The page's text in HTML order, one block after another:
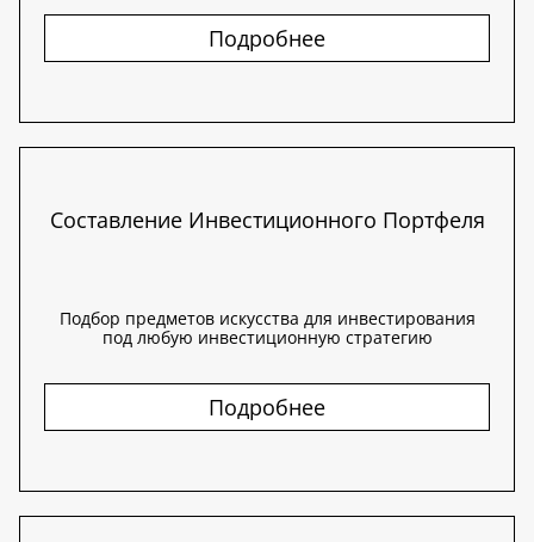
Подробнее
Составление Инвестиционного Портфеля
Подбор предметов искусства для инвестирования
под любую инвестиционную стратегию
Подробнее